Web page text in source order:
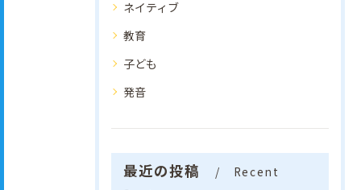
ネイティブ
教育
子ども
発音
最近の投稿
Recent